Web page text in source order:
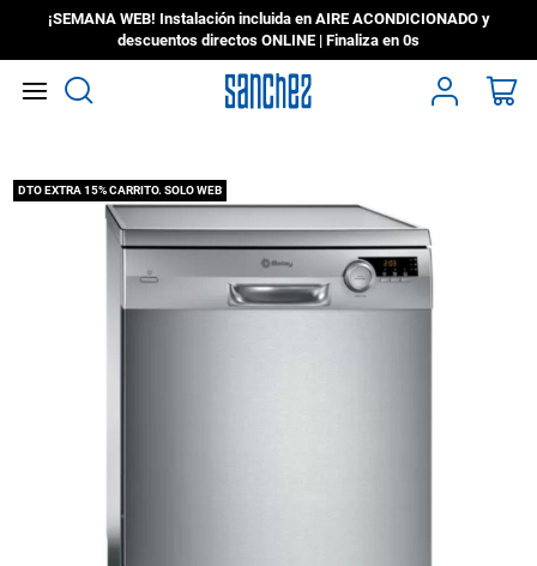
¡SEMANA WEB! Instalación incluida en AIRE ACONDICIONADO y
descuentos directos ONLINE | Finaliza en 0s
DTO EXTRA 15% CARRITO. SOLO WEB
Saltar